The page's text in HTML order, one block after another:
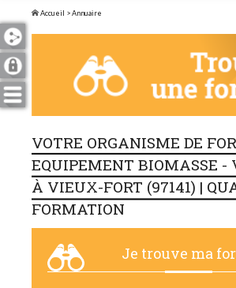
Accueil > Annuaire
VOTRE ORGANISME DE
EQUIPEMENT BIOMASSE -
À VIEUX-FORT (97141) |
FORMATION
Je trouve ma